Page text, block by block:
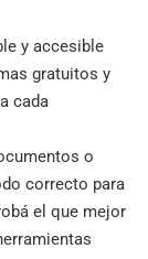
y accesible
gratuitos y
cada
o
correcto para
el que mejor